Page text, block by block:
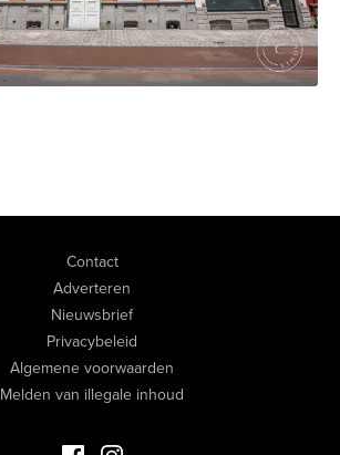
Contact
Adverteren
Nieuwsbrief
Privacybeleid
Algemene voorwaarden
Melden van illegale inhoud